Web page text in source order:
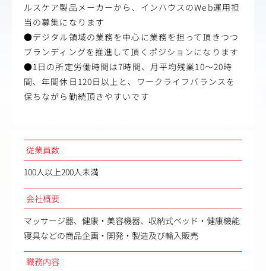
ルスケア製品メーカーから、インハウスのWeb運用担
当の募集になります
●デジタル領域の業務を中心に業務を担って頂きつつ
ブランディングを推進して頂くポジションになります
●1日の所定労働時間は7時間、月平均残業10～20時
間、年間休日120日以上と、ワークライフバランスを
保ちながら勤続頂きやすいです
従業員数
100人以上200人未満
会社概要
マッサージ器、健康・美容機器、収納式ベッド・健康機能
寝具などの商品企画・開発・製造及び輸入販売
職務内容